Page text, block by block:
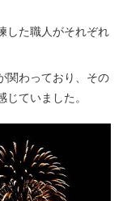
した職人がそれぞれ
関わっており、その
ていました。